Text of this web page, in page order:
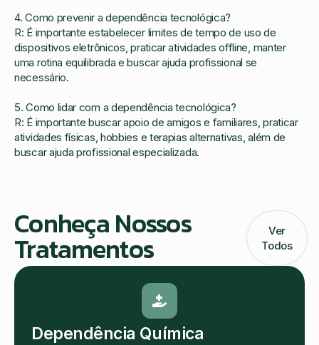
4. Como prevenir a dependência tecnológica?
R: É importante estabelecer limites de tempo de uso de
dispositivos eletrônicos, praticar atividades offline, manter
uma rotina equilibrada e buscar ajuda profissional se
necessário.
5. Como lidar com a dependência tecnológica?
R: É importante buscar apoio de amigos e familiares, praticar
atividades físicas, hobbies e terapias alternativas, além de
buscar ajuda profissional especializada.
Conheça Nossos
Tratamentos
Ver
Todos
Dependência Química